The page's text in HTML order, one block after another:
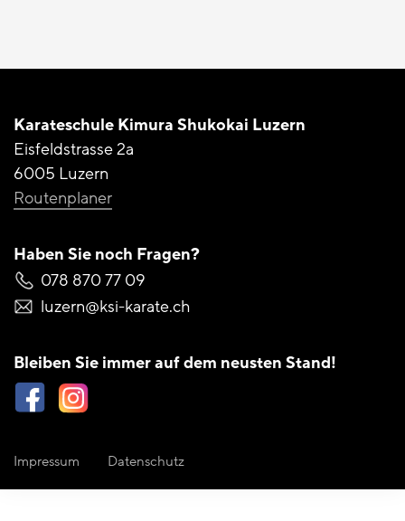
Karateschule Kimura Shukokai Luzern
Eisfeldstrasse 2a
6005 Luzern
Routenplaner
Haben Sie noch Fragen?
078 870 77 09
luzern@ksi-karate.ch
Bleiben Sie immer aufdem neusten Stand!
Impressum Datenschutz